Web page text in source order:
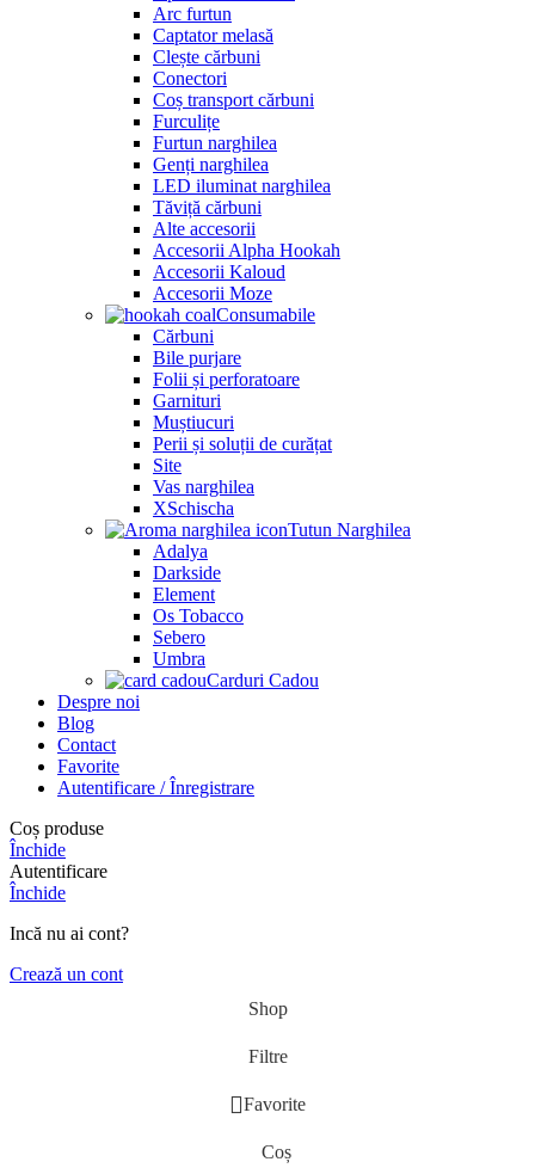
Arc furtun
Captator melasă
Clește cărbuni
Conectori
Coș transport cărbuni
Furculițe
Furtun narghilea
Genți narghilea
LED iluminat narghilea
Tăviță cărbuni
Alte accesorii
Accesorii Alpha Hookah
Accesorii Kaloud
Accesorii Moze
Consumabile
Cărbuni
Bile purjare
Folii și perforatoare
Garnituri
Muștiucuri
Perii și soluții de curățat
Site
Vas narghilea
XSchischa
Tutun Narghilea
Adalya
Darkside
Element
Os Tobacco
Sebero
Umbra
Carduri Cadou
Despre noi
Blog
Contact
Favorite
Autentificare / Înregistrare
Coș produse
Închide
Autentificare
Închide
Incă nu ai cont?
Crează un cont
Shop
Filtre
Favorite
Coș